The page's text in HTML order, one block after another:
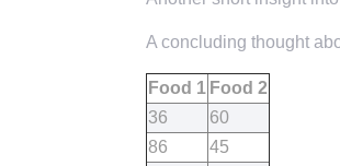
A concluding thought
Food 1 Food 2
36
60
86
45